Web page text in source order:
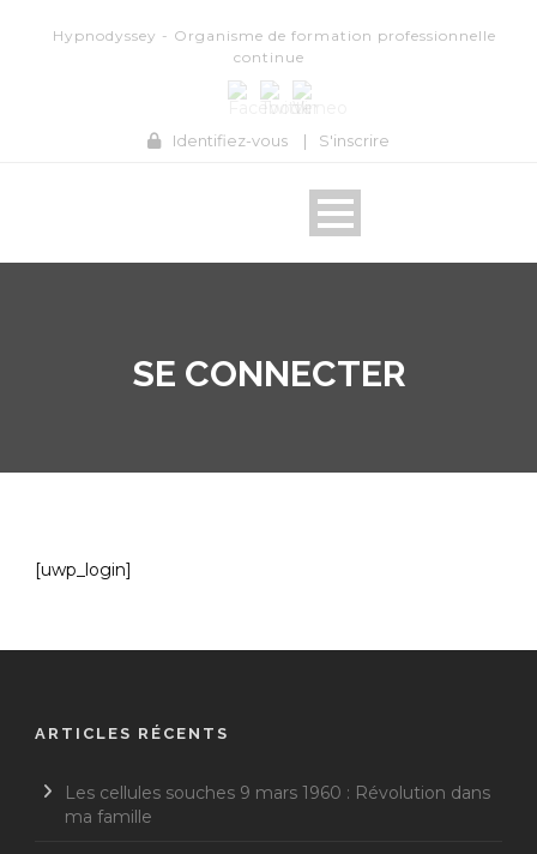
Hypnodyssey - Organisme de formation professionnelle
continue
Identifiez-vous | S'inscrire
SE CONNECTER
[uwp_login]
ARTICLES RÉCENTS
Les cellules souches 9 mars 1960 : Révolution dans
ma famille